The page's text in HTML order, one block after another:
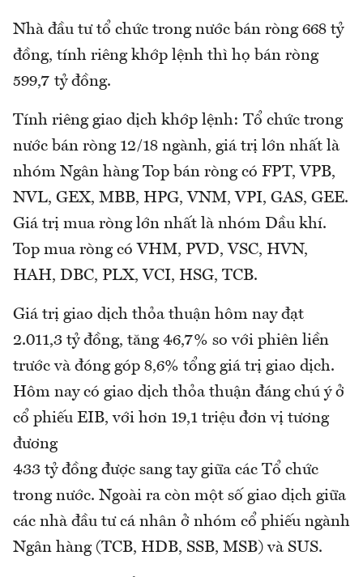
Nhà đầu tư tổ chức trong nước bán ròng 668 tỷ
đồng, tính riêng khớp lệnh thì họ bán ròng
599,7 tỷ đồng.
Tính riêng giao dịch khớp lệnh: Tổ chức trong
nước bán ròng 12/18 ngành, giá trị lớn nhất là
nhóm Ngân hàng Top bán ròng có FPT, VPB,
NVL, GEX, MBB, HPG, VNM, VPI, GAS, GEE.
Giá trị mua ròng lớn nhất là nhóm Dầu khí.
Top mua ròng có VHM, PVD, VSC, HVN,
HAH, DBC, PLX, VCI, HSG, TCB.
Giá trị giao dịch thỏa thuận hôm nay đạt
2.011,3 tỷ đồng, tăng 46,7% so với phiên liền
trước và đóng góp 8,6% tổng giá trị giao dịch.
Hôm nay có giao dịch thỏa thuận đáng chú ý ở
cổ phiếu EIB, với hơn 19,1 triệu đơn vị tương
đương
433 tỷ đồng được sang tay giữa các Tổ chức
trong nước. Ngoài ra còn một số giao dịch giữa
các nhà đầu tư cá nhân ở nhóm cổ phiếu ngành
Ngân hàng (TCB, HDB, SSB, MSB) và SUS.